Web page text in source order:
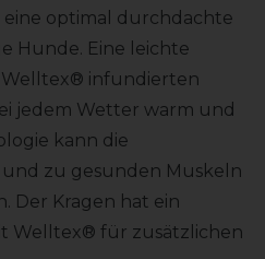
optimal durchdachte
Hunde. Eine leichte
infundierten
jedem Wetter warm und
kann die
zu gesunden Muskeln
Der Kragen hat ein
Welltex® für zusätzlichen